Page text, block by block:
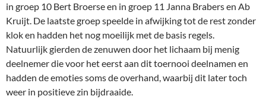
in groep 10 Bert Broerse en in groep 11 Janna Brabers en Ab
Kruijt. De laatste groep speelde in afwijking tot de rest zonder
klok en hadden het nog moeilijk met de basis regels.
Natuurlijk gierden de zenuwen door het lichaam bij menig
deelnemer die voor het eerst aan dit toernooi deelnamen en
hadden de emoties soms de overhand, waarbij dit later toch
weer in positieve zin bijdraaide.